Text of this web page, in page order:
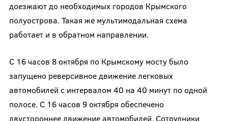
доезжают до необходимых городов Крымского
полуострова. Такая же мультимодальная схема
работает и в обратном направлении.
С 16 часов 8 октября по Крымскому мосту было
запущено реверсивное движение легковых
автомобилей с интервалом 40 на 40 минут по одной
полосе. С 16 часов 9 октября обеспечено
двустороннее движение автомобилей. Сотрудники